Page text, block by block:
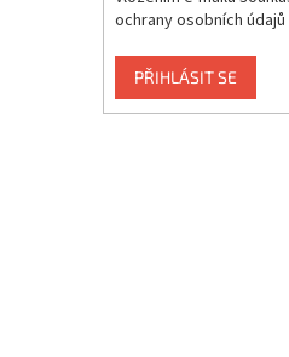
ochrany osobních údajů
PŘIHLÁSIT SE